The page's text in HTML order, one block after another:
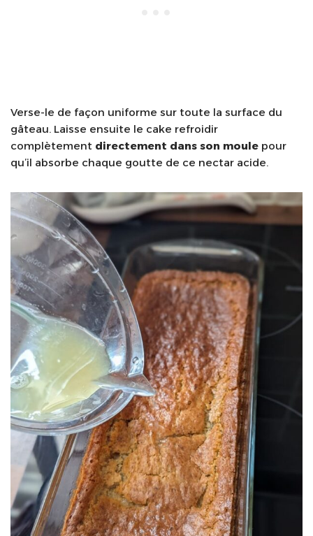
Verse-le de façon uniforme sur toute la surface du
gâteau. Laisse ensuite le cake refroidir
complètement directement dans son moule pour
qu’il absorbe chaque goutte de ce nectar acide.